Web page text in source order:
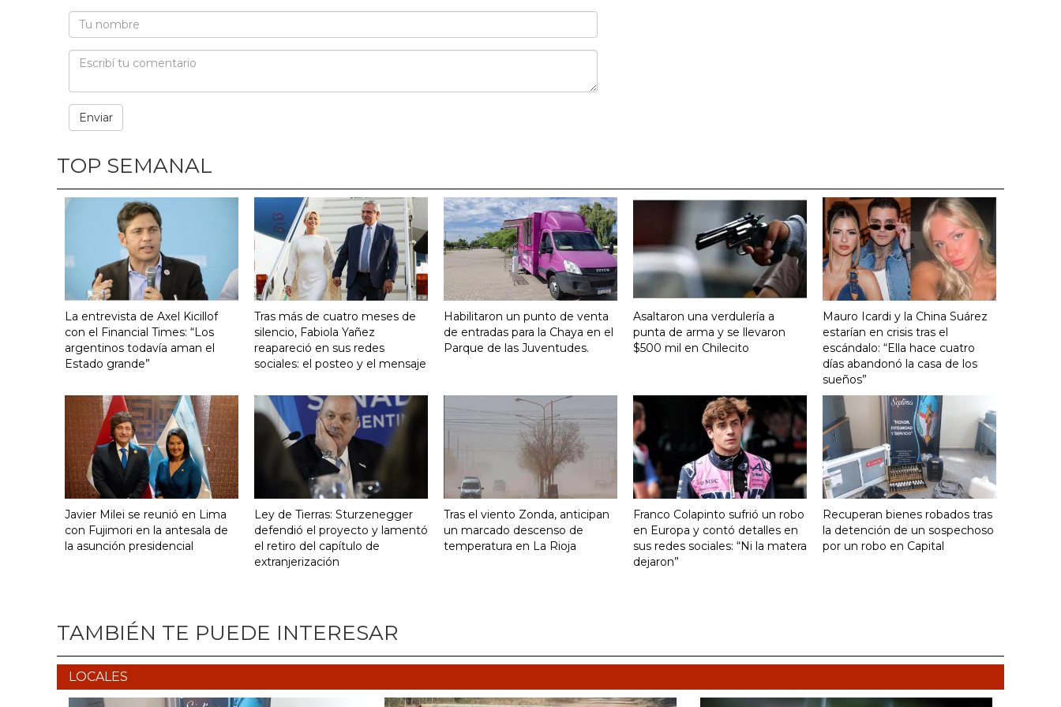
TOP SEMANAL
La entrevista de Axel Kicillof
con el Financial Times: “Los
argentinos todavía aman el
Estado grande”
Tras más de cuatro meses de
silencio, Fabiola Yañez
reapareció en sus redes
sociales: el posteo y el mensaje
Habilitaron un punto de venta
de entradas para la Chaya en el
Parque de las Juventudes.
Asaltaron una verdulería a
punta de arma y se llevaron
$500 mil en Chilecito
Mauro Icardi y la China Suárez
estarían en crisis tras el
escándalo: “Ella hace cuatro
días abandonó la casa de los
sueños”
Javier Milei se reunió en Lima
con Fujimori en la antesala de
la asunción presidencial
Ley de Tierras: Sturzenegger
defendió el proyecto y lamentó
el retiro del capítulo de
extranjerización
Tras el viento Zonda, anticipan
un marcado descenso de
temperatura en La Rioja
Franco Colapinto sufrió un robo
en Europa y contó detalles en
sus redes sociales: “Ni la matera
dejaron”
Recuperan bienes robados tras
la detención de un sospechoso
por un robo en Capital
TAMBIÉN TE PUEDE INTERESAR
LOCALES